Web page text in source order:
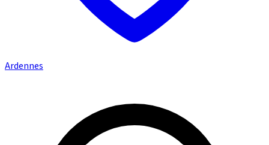
Ardennes